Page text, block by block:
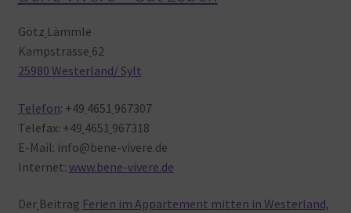
Götz Lämmle
Kampstrasse 62
25980 Westerland/ Sylt
Telefon: +49 4651 967307
Telefax: +49 4651 967318
E-Mail: info@bene-vivere.de
Internet: www.bene-vivere.de
Der Beitrag Ferien im Appartement mitten in Westerland,